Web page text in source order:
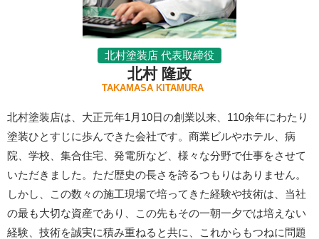
北村塗装店 代表取締役
北村 隆政
TAKAMASA KITAMURA
北村塗装店は、大正元年1月10日の創業以来、110余年にわたり
塗装ひとすじに歩んできた会社です。商業ビルやホテル、病
院、学校、集合住宅、発電所など、様々な分野で仕事をさせて
いただきました。ただ歴史の長さを誇るつもりはありません。
しかし、この数々の施工現場で培ってきた経験や技術は、当社
の最も大切な資産であり、この先もその一朝一夕では培えない
経験、技術を誠実に積み重ねると共に、これからもつねに問題